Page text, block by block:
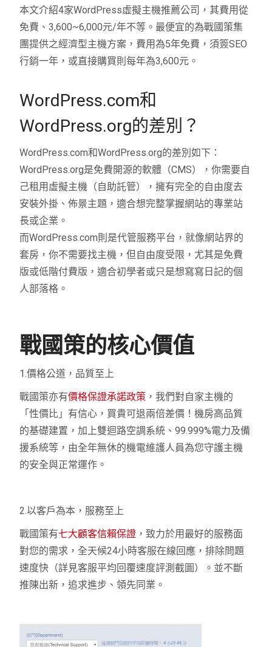
本文介紹4家WordPress虛擬主機推薦公司，其費用從
免費、3,600~6,000元/年不等。最便宜的為戰國策集
團提供之經濟型主機方案，費用為5年免費，須簽SEO
行銷一年，或直接購買則每年為3,600元。
WordPress.com和
WordPress.org的差別？
WordPress.com和WordPress.org的差別如下：
WordPress.org是免費開源的軟體（CMS），你需要自
己租用虛擬主機（自助託管），擁有完全的自由度去
安裝外掛、佈景主題，適合想完整掌握網站的專業站
長或企業。
而WordPress.com則是代管服務平台，就像網站界的
套房，你不需要找主機，但自由度受限，尤其是免費
版或低階付費版，適合初學者或只是想寫寫日記的個
人部落格。
戰國策的核心價值
1.價格公道，品質至上
戰國策亦有價格保證承諾政策 ，我們對自家主機的
「性價比」有信心，買貴可退兩倍差價！機房高品質
的基礎建置，加上雙迴路空調系統、99.999%電力及備
援系統等，由全年無休的機電維護人員為您守護主機
的安全與正常運作。
2.以客戶為本，服務至上
戰國策有七大顧客信賴保證 ，致力於用最好的服務面
對您的需求，全天候24小時客服在線回應，排除問題
速度快（詳見客服平均回覆速度評測截圖）。並不斷
推陳出新，追求進步、領先同業。